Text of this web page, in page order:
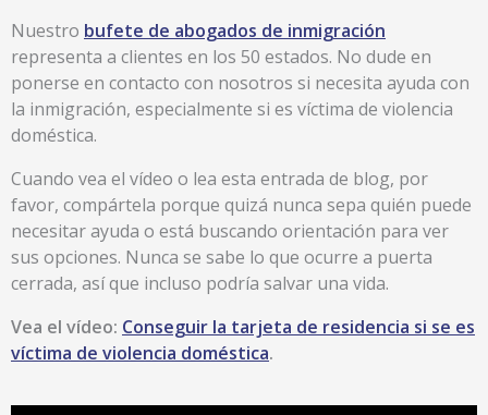
Nuestro bufete de abogados de inmigración
representa a clientes en los 50 estados. No dude en
ponerse en contacto con nosotros si necesita ayuda con
la inmigración, especialmente si es víctima de violencia
doméstica.
Cuando vea el vídeo o lea esta entrada de blog, por
favor, compártela porque quizá nunca sepa quién puede
necesitar ayuda o está buscando orientación para ver
sus opciones. Nunca se sabe lo que ocurre a puerta
cerrada, así que incluso podría salvar una vida.
Vea el vídeo: Conseguir la tarjeta de residencia si se es
víctima de violencia doméstica.